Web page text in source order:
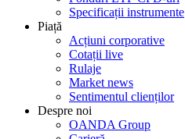
Specificații instrumente
Piață
Acțiuni corporative
Cotații live
Rulaje
Market news
Sentimentul clienților
Despre noi
OANDA Group